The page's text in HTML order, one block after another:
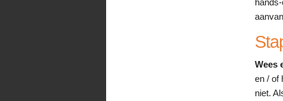
Wees
en / of
niet.